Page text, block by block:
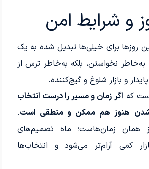
و شرایط امن
روزها برای خیلی‌ها تبدیل شده به یک
نخواستن، بلکه به‌خاطر ترس از
و بازار شلوغ و گیج‌کننده.
که اگر زمان و مسیر را درست انتخاب
شدن هنوز هم ممکن و منطقی است.
همان زمان‌هاست؛ ماه تصمیم‌های
کمی آرام‌تر می‌شود و انتخاب‌ها